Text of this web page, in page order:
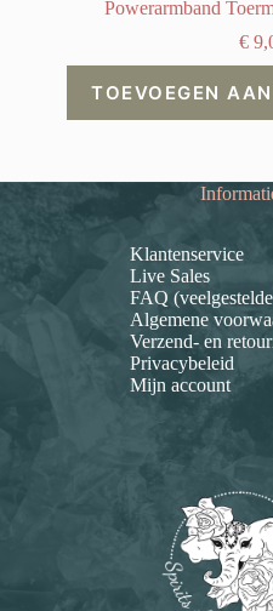
Powerarmband
€
TOEVOEGEN
Klantenservice
Live Sales
FAQ
Algemene
Verzend- en
Privacybeleid
Mijn account